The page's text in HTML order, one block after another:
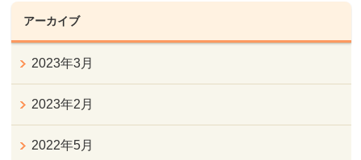
アーカイブ
2023年3月
2023年2月
2022年5月